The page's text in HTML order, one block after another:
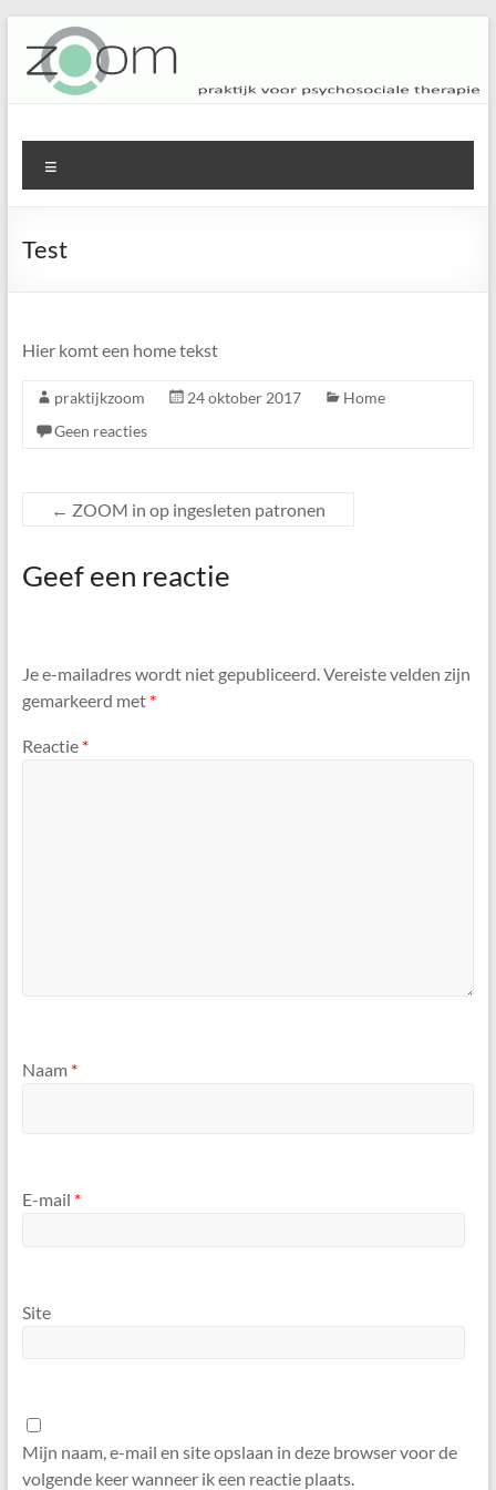
naar
inhoud
ZOOM
praktijk voor psychosociale therapie
Test
Hier komt een home tekst
praktijkzoom 24 oktober 2017
Home
Geen reacties
← ZOOM in op ingesleten patronen
Geef een reactie
Je e-mailadres wordt niet gepubliceerd. Vereiste velden zijn
gemarkeerd met *
Reactie *
Naam *
E-mail *
Site
Mijn naam, e-mail en site opslaan in deze browser voor de
volgende keer wanneer ik een reactie plaats.